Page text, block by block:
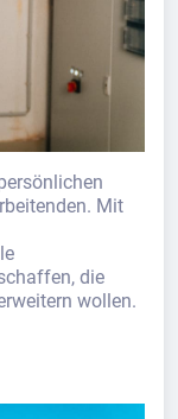
Mit
die
wollen.